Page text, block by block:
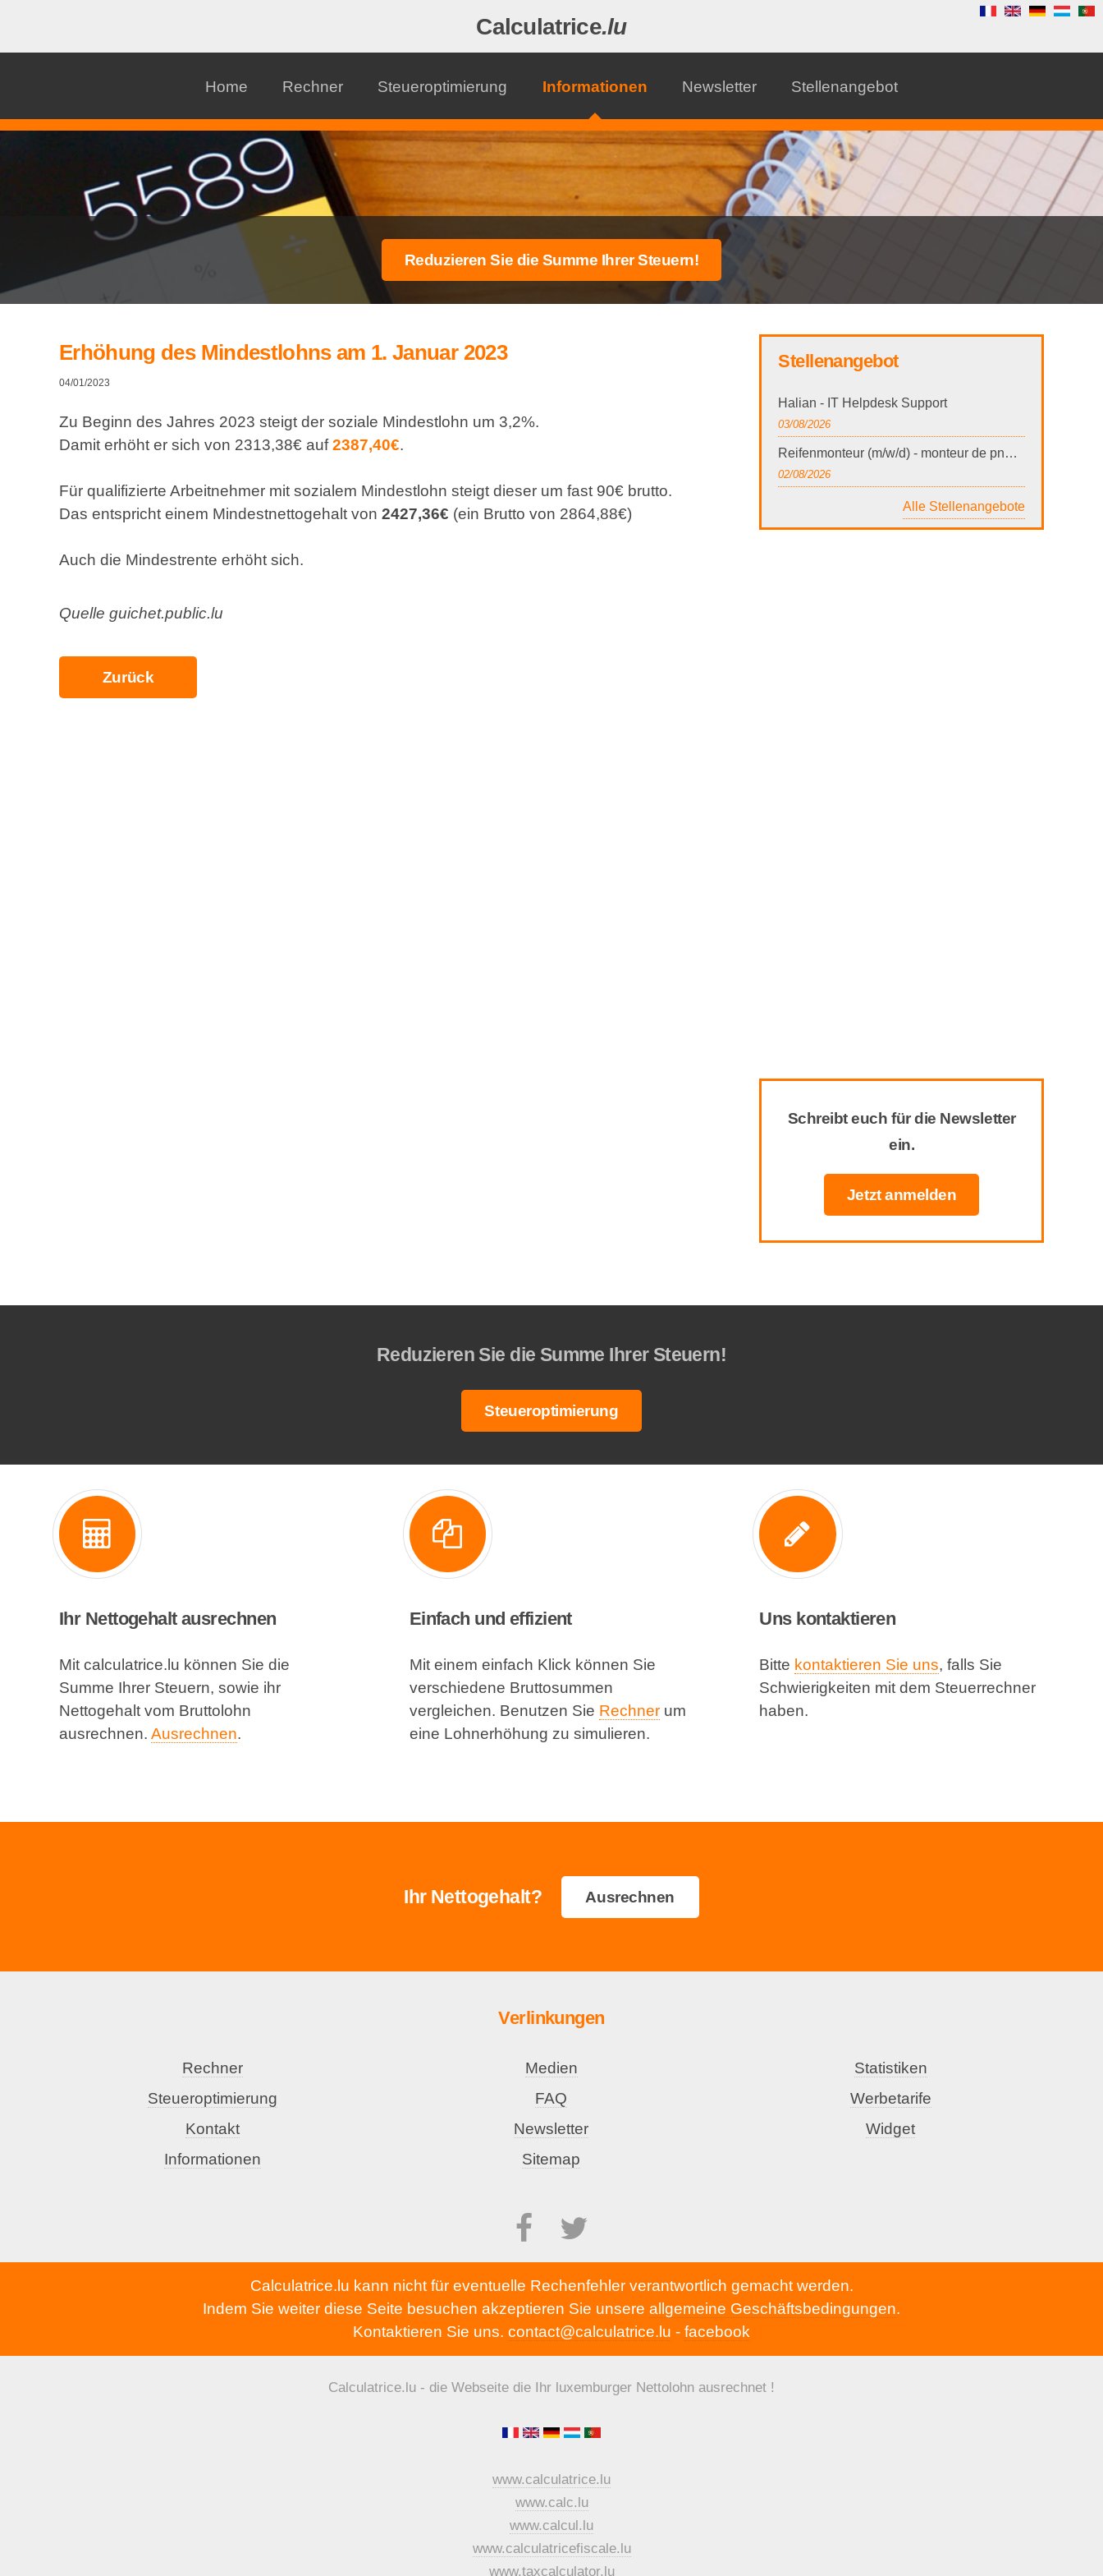
Calculatrice.lu
Home Rechner Steueroptimierung Informationen Newsletter Stellenangebot
Erhöhung des Mindestlohns am 1. Januar 2023
04/01/2023
Zu Beginn des Jahres 2023 steigt der soziale Mindestlohn um 3,2%.
Damit erhöht er sich von 2313,38€ auf2387,40€.
Für qualifizierte Arbeitnehmer mit sozialem Mindestlohn steigt dieser um fast 90€ brutto.
Das entspricht einem Mindestnettogehalt von 2427,36€ (ein Brutto von 2864,88€)
Auch die Mindestrente erhöht sich.
Quelle guichet.public.lu
Stellenangebot
Halian - IT Helpdesk Support
03/08/2026
Reifenmonteur (m/w/d) - monteur de pneus (h/f/d)
02/08/2026
Alle Stellenangebote
Schreibt euch für die Newsletter
ein.
Jetzt anmelden
Reduzieren Sie die Summe Ihrer Steuern!
Steueroptimierung
Ihr Nettogehalt ausrechnen
Mit calculatrice.lu können Sie die
Summe Ihrer Steuern, sowie ihr
Nettogehalt vom Bruttolohn
ausrechnen. Ausrechnen.
Einfach und effizient
Mit einem einfach Klick können Sie
verschiedene Bruttosummen
vergleichen. Benutzen Sie Rechnerum
eine Lohnerhöhung zu simulieren.
Uns kontaktieren
Bitte kontaktieren Sie uns, falls Sie
Schwierigkeiten mit dem Steuerrechner
haben.
Ihr Nettogehalt? Ausrechnen
Verlinkungen
Rechner
Steueroptimierung
Kontakt
Informationen
Medien
FAQ
Newsletter
Sitemap
Statistiken
Werbetarife
Widget
Calculatrice.lu kann nicht für eventuelle Rechenfehler verantwortlich gemacht werden.
Indem Sie weiter diese Seite besuchen akzeptieren Sie unsere allgemeine Geschäftsbedingungen.
Kontaktieren Sie uns. contact@calculatrice.lu - facebook
Calculatrice.lu - die Webseite die Ihr luxemburger Nettolohn ausrechnet !
www.calculatrice.lu
www.calc.lu
www.calcul.lu
www.calculatricefiscale.lu
www.taxcalculator.lu